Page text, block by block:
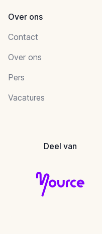
Over ons
Contact
Over ons
Pers
Vacatures
Deel van